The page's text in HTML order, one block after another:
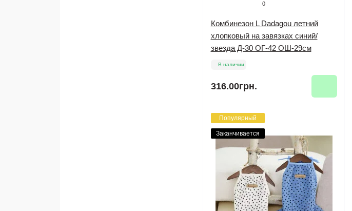
0
Комбинезон L Dadagou летний
хлопковый на завязках синий/
звезда Д-30 ОГ-42 ОШ-29см
В наличии
316.00грн.
Популярный
Заканчивается